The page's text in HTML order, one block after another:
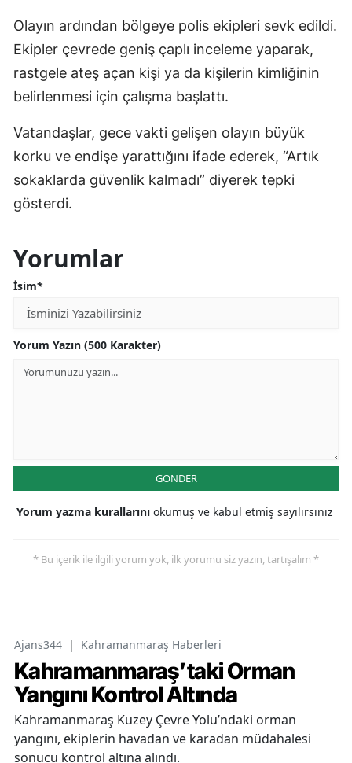
Olayın ardından bölgeye polis ekipleri sevk edildi.
Ekipler çevrede geniş çaplı inceleme yaparak,
rastgele ateş açan kişi ya da kişilerin kimliğinin
belirlenmesi için çalışma başlattı.
Vatandaşlar, gece vakti gelişen olayın büyük
korku ve endişe yarattığını ifade ederek, “Artık
sokaklarda güvenlik kalmadı” diyerek tepki
gösterdi.
Yorumlar
İsim*
Yorum Yazın (500 Karakter)
GÖNDER
Yorum yazma kurallarını okumuş ve kabul etmiş sayılırsınız
* Bu içerik ile ilgili yorum yok, ilk yorumu siz yazın, tartışalım *
Ajans344 | Kahramanmaraş Haberleri
Kahramanmaraş’taki Orman
Yangını Kontrol Altında
Kahramanmaraş Kuzey Çevre Yolu’ndaki orman
yangını, ekiplerin havadan ve karadan müdahalesi
sonucu kontrol altına alındı.